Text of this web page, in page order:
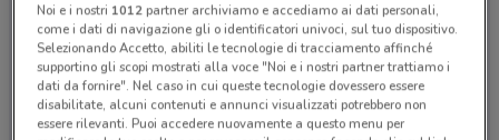
Noi e i nostri 1012partner archiviamo e accediamo ai dati personali,
come i dati di navigazione gli o identificatori univoci, sul tuo dispositivo.
Selezionando Accetto, abiliti le tecnologie di tracciamento affinché
supportino gli scopi mostrati alla voce "Noi e i nostri partner trattiamo i
dati da fornire". Nel caso in cui queste tecnologie dovessero essere
disabilitate, alcuni contenuti e annunci visualizzati potrebbero non
essere rilevanti. Puoi accedere nuovamente a questo menu per